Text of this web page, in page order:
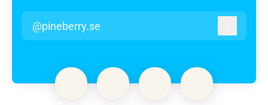
@pineberry.se